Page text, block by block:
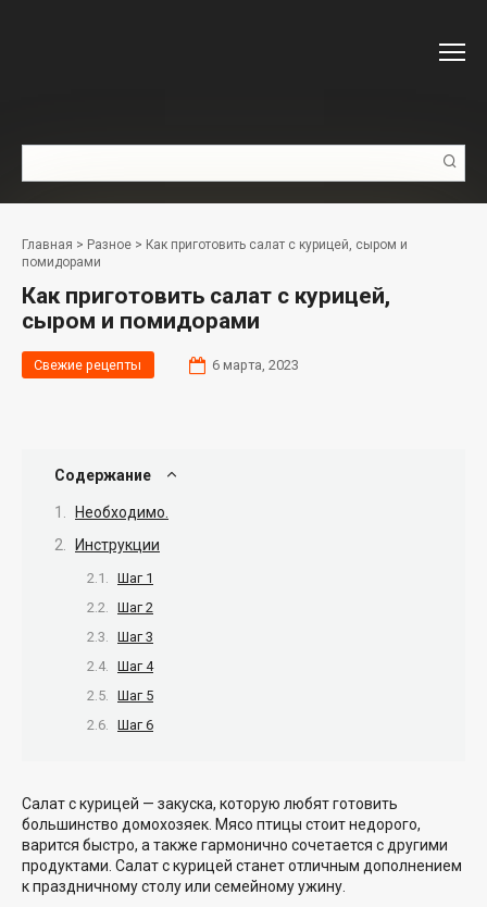
Главная > Разное > Как приготовить салат с курицей, сыром и
помидорами
Как приготовить салат с курицей,
сыром и помидорами
Свежие рецепты 6 марта, 2023
Содержание
Необходимо.
Инструкции
Шаг 1
Шаг 2
Шаг 3
Шаг 4
Шаг 5
Шаг 6
Салат с курицей — закуска, которую любят готовить
большинство домохозяек. Мясо птицы стоит недорого,
варится быстро, а также гармонично сочетается с другими
продуктами. Салат с курицей станет отличным дополнением
к праздничному столу или семейному ужину.